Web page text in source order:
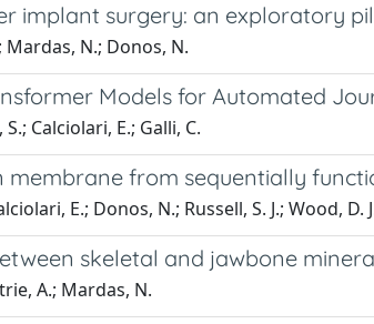
implant surgery: an exploratory
Mardas, N.; Donos, N.
Models for Automated
Calciolari, E.; Galli, C.
from sequentially
E.; Donos, N.; Russell, S. J.; Wood, D.
skeletal and jawbone
A.; Mardas, N.